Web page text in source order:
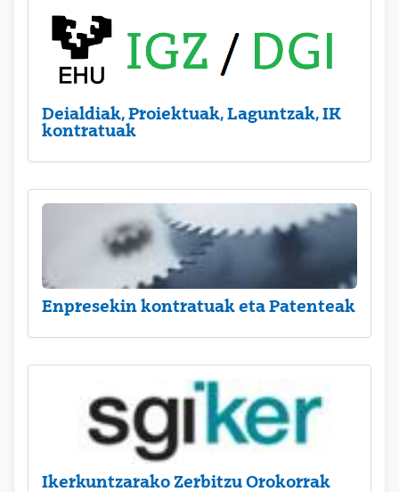
Deialdiak, Proiektuak, Laguntzak, IK
kontratuak
Enpresekin kontratuak eta Patenteak
Ikerkuntzarako Zerbitzu Orokorrak